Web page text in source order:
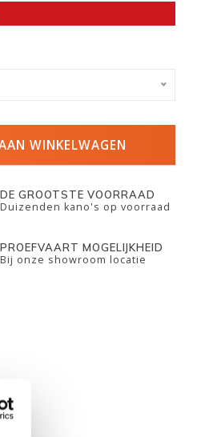
WINKELWAGEN
DE GROOTSTE VOORRAAD
Duizenden kano's op voorraad
PROEFVAART MOGELIJKHEID
Bij onze showroom locatie